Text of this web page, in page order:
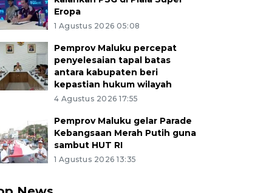
Eropa
1 Agustus 2026 05:08
Pemprov Maluku percepat
penyelesaian tapal batas
antara kabupaten beri
kepastian hukum wilayah
4 Agustus 2026 17:55
Pemprov Maluku gelar Parade
Kebangsaan Merah Putih guna
sambut HUT RI
1 Agustus 2026 13:35